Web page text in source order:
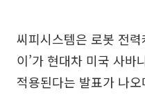
씨피시스템은 로봇 전
이’가 현대차 미국 사바
적용된다는 발표가 나